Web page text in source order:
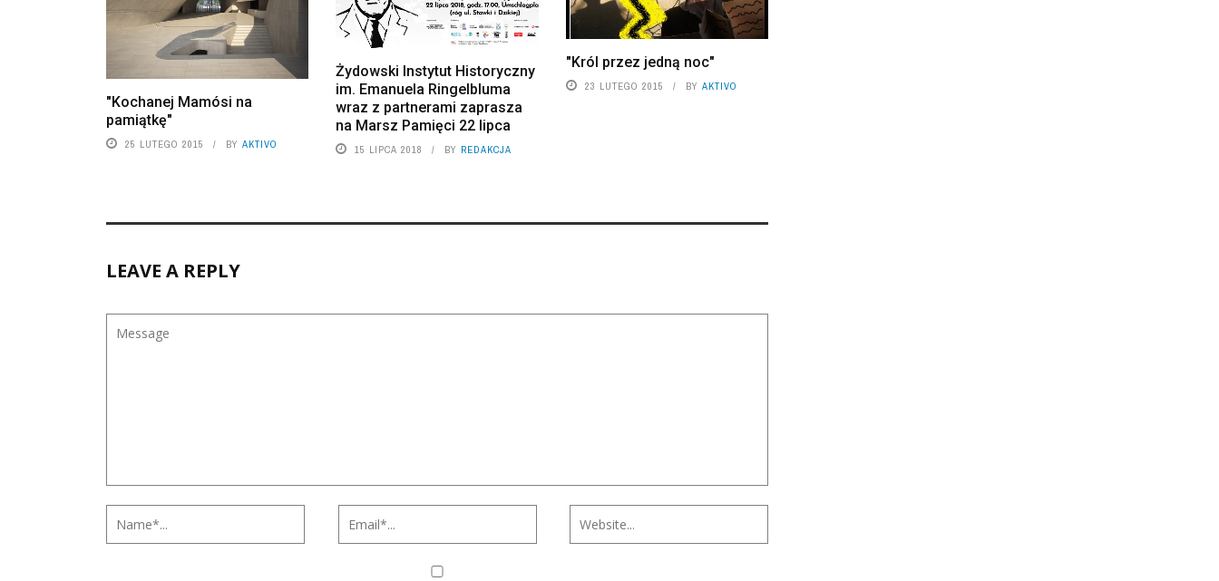
"Kochanej Mamósi na
pamiątkę"
25 LUTEGO 2015 BY AKTIVO
Żydowski Instytut Historyczny
im. Emanuela Ringelbluma
wraz z partnerami zaprasza
na Marsz Pamięci 22 lipca
15 LIPCA 2018 BY REDAKCJA
"Król przez jedną noc"
23 LUTEGO 2015 BY AKTIVO
LEAVE A REPLY